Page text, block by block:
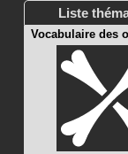
Liste
Vocabulaire des